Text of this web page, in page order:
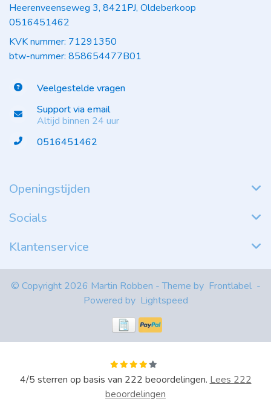
Heerenveenseweg 3, 8421PJ, Oldeberkoop
0516451462
KVK nummer: 71291350
btw-nummer: 858654477B01
Veelgestelde vragen
Support via email
Altijd binnen 24 uur
0516451462
Openingstijden
Socials
Klantenservice
© Copyright 2026 Martin Robben - Theme by Frontlabel -
Powered by Lightspeed
4/5 sterren op basis van 222 beoordelingen. Lees 222
beoordelingen